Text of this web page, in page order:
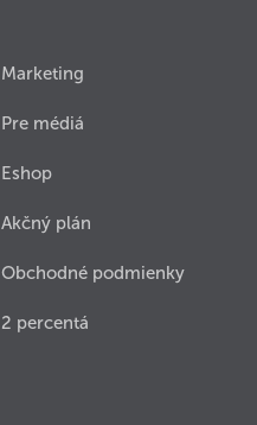
Marketing
Pre médiá
Eshop
Akčný plán
Obchodné podmienky
2 percentá